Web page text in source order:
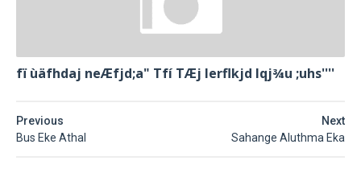
fï ùäfhdaj neÆfjd;a" Tfí TÆj lerflkjd Iqj¾u ;uhs''''
Next
Sahange Aluthma Eka
Previous
Bus Eke Athal